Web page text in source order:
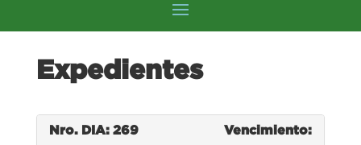
Expedientes
Nro. DIA: 269 Vencimiento: